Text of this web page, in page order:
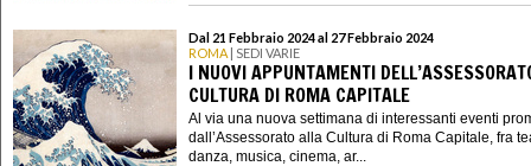
Dal 21 Febbraio 2024 al 27 Febbraio 2024
ROMA | SEDI VARIE
I NUOVI APPUNTAMENTI
CULTURA DI ROMA CAPITALE
Al via una nuova settimana di interessanti eventi
dall’Assessorato alla Cultura di Roma Capitale, fra
danza, musica, cinema, ar...